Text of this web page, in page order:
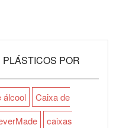
POR
álcool
Caixa de
caixas